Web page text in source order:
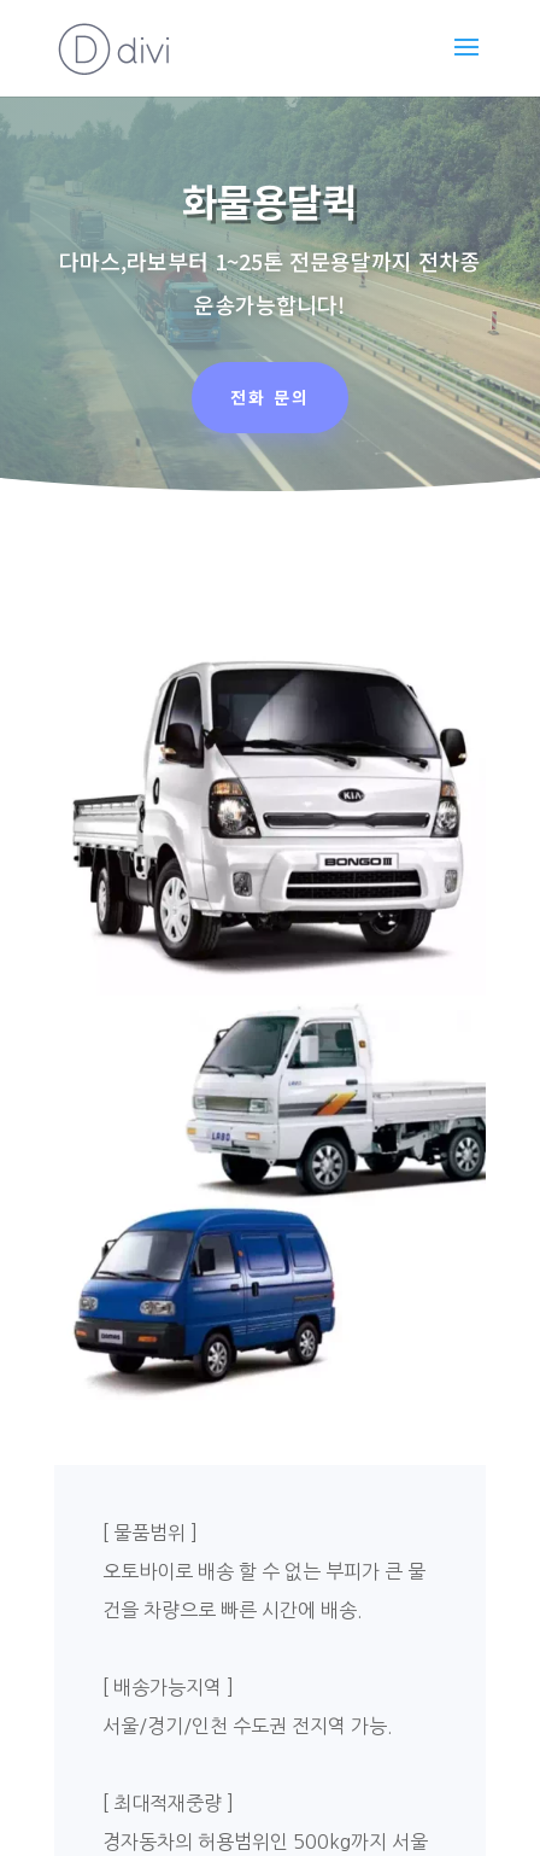
화물용달퀵
다마스,라보부터 1~25톤 전문용달까지 전차종
운송가능합니다!
전화 문의
[ 물품범위 ]
오토바이로 배송 할 수 없는 부피가 큰 물
건을 차량으로 빠른 시간에 배송.
[ 배송가능지역 ]
서울/경기/인천 수도권 전지역 가능.
[ 최대적재중량 ]
경자동차의 허용범위인 500kg까지 서울